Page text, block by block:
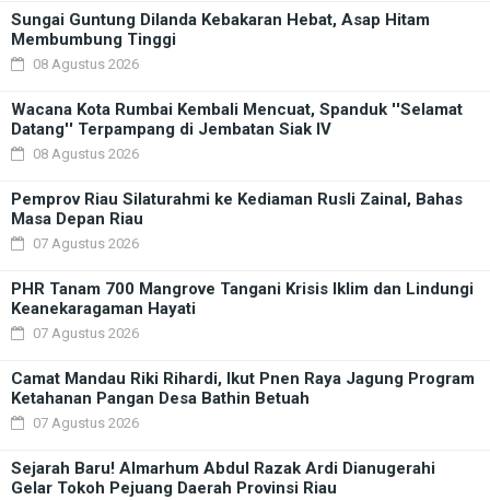
Sungai Guntung Dilanda Kebakaran Hebat, Asap Hitam
Membumbung Tinggi
08 Agustus 2026
Wacana Kota Rumbai Kembali Mencuat, Spanduk ''Selamat
Datang'' Terpampang di Jembatan Siak IV
08 Agustus 2026
Pemprov Riau Silaturahmi ke Kediaman Rusli Zainal, Bahas
Masa Depan Riau
07 Agustus 2026
PHR Tanam 700 Mangrove Tangani Krisis Iklim dan Lindungi
Keanekaragaman Hayati
07 Agustus 2026
Camat Mandau Riki Rihardi, Ikut Pnen Raya Jagung Program
Ketahanan Pangan Desa Bathin Betuah
07 Agustus 2026
Sejarah Baru! Almarhum Abdul Razak Ardi Dianugerahi
Gelar Tokoh Pejuang Daerah Provinsi Riau